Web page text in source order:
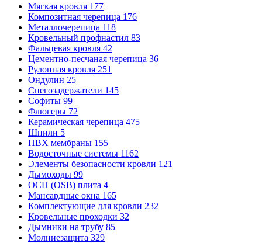
Мягкая кровля 177
Композитная черепица 176
Металлочерепица 118
Кровельный профнастил 83
Фальцевая кровля 42
Цементно-песчаная черепица 36
Рулонная кровля 251
Ондулин 25
Снегозадержатели 145
Софиты 99
Флюгеры 72
Керамическая черепица 475
Шпили 5
ПВХ мембраны 155
Водосточные системы 1162
Элементы безопасности кровли 121
Дымоходы 99
ОСП (OSB) плита 4
Мансардные окна 165
Комплектующие для кровли 232
Кровельные проходки 32
Дымники на трубу 85
Молниезащита 329